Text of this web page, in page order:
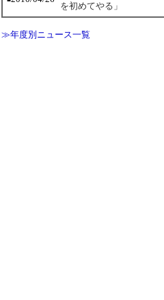
を初めてやる」
≫年度別ニュース一覧